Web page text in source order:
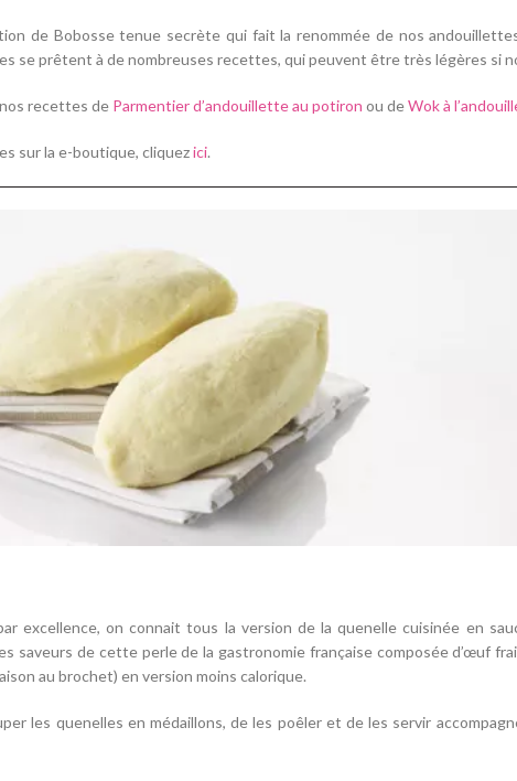
de Bobosse tenue secrète qui fait la renommée de nos
se prêtent à de nombreuses recettes, qui peuvent être très légères si
recettes de Parmentier d’andouillette au potiron ou deWok à
sur la e-boutique, cliquezici.
excellence, on connait tous la version de la quenelle cuisinée en
saveurs de cette perle de la gastronomie française composée d’œuf
au brochet) en version moins calorique.
les quenelles en médaillons, de les poêler et de les servir